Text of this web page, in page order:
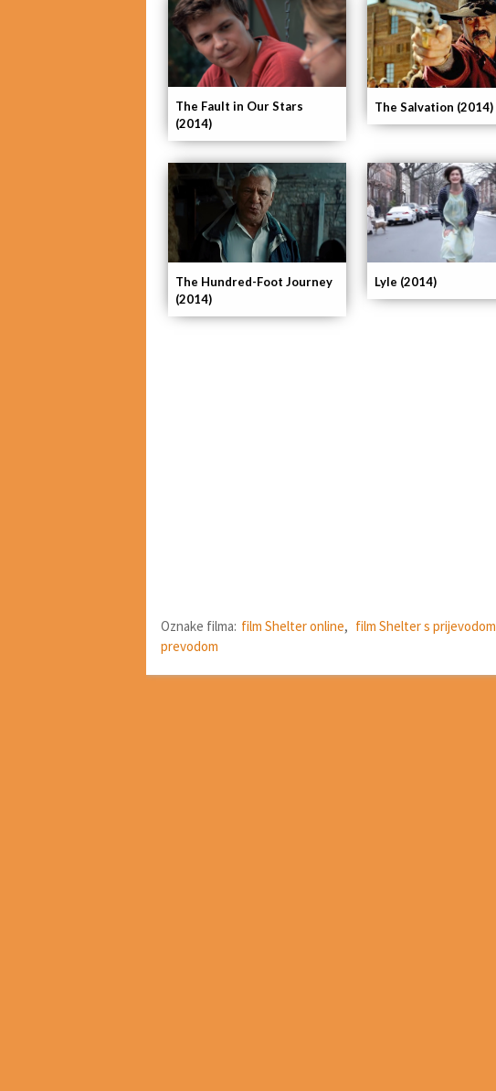
Lyle (2014)
The Hundred-Foot Journey
(2014)
The Salvation (2014)
The Fault in Our Stars
(2014)
Oznake filma: film Shelter online, film Shelter s prijevodom
prevodom